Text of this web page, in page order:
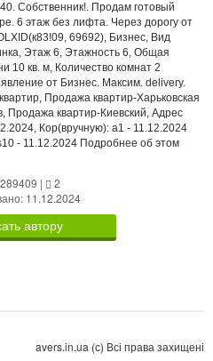
Собственник!. Продам готовый
6 этаж без лифта. Через дорогу от
69692), Бизнес, Вид
Этаж 6, Этажность 6, Общая
10 кв. м, Количество комнат 2
от Бизнес. Максим. delivery.
Продажа квартир-Харьковская
Продажа квартир-Киевский, Адрес
Кор(вручную): a1 - 11.12.2024
- 11.12.2024 Подробнее об этом
|
2
11.12.2024
автору
avers.in.ua (с) Всі права захищені